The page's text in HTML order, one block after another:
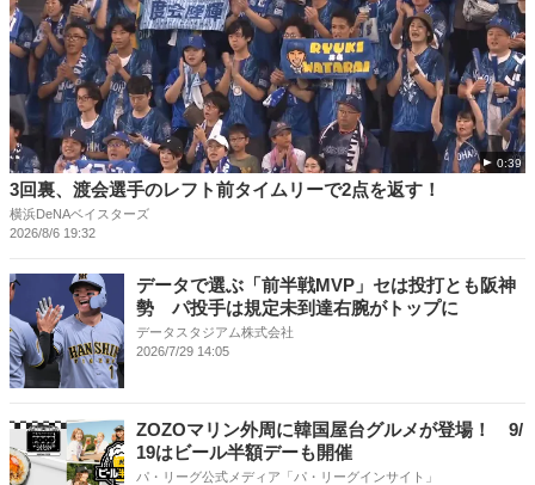
0:39
3回裏、渡会選手のレフト前タイムリーで2点を返す！
横浜DeNAベイスターズ
2026/8/6 19:32
データで選ぶ「前半戦MVP」セは投打とも阪神
勢 パ投手は規定未到達右腕がトップに
データスタジアム株式会社
2026/7/29 14:05
ZOZOマリン外周に韓国屋台グルメが登場！ 9/
19はビール半額デーも開催
パ・リーグ公式メディア「パ・リーグインサイト」